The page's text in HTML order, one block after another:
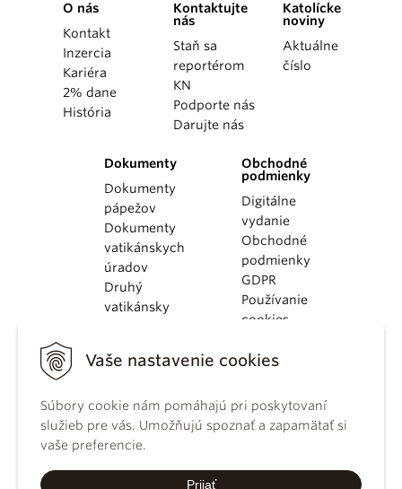
Vaše nastavenie cookies
Súbory cookie nám pomáhajú pri poskytovaní
služieb pre vás. Umožňujú spoznať a zapamätať si
vaše preferencie.
Prijať
O nás
Kontakt
Inzercia
Kariéra
2% dane
História
Kontaktujte
nás
Staň sa
reportérom
KN
Podporte nás
Darujte nás
Katolícke
noviny
Aktuálne
číslo
Dokumenty
Dokumenty
pápežov
Dokumenty
vatikánskych
úradov
Druhý
vatikánsky
KBS
kánonického
práva
Katechizmus
Obchodné
podmienky
Digitálne
vydanie
Obchodné
podmienky
GDPR
Používanie
cookies